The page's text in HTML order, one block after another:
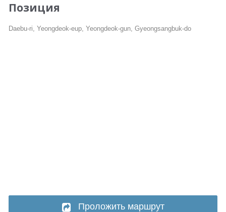
Позиция
Daebu-ri, Yeongdeok-eup, Yeongdeok-gun, Gyeongsangbuk-do
Проложить маршрут